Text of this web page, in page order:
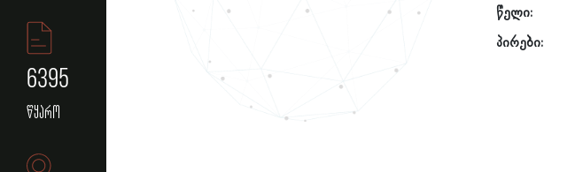
6395
წყარო
წელი:
პირები: